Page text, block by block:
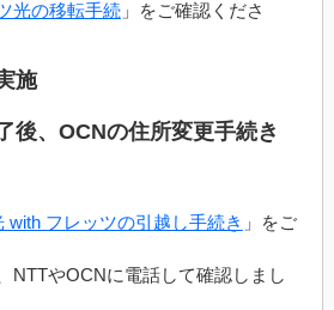
光の移転手続」をご確認くださ
施
後、OCNの住所変更手続き
with フレッツの引越し手続き 」をご
NTTやOCNに電話して確認しまし